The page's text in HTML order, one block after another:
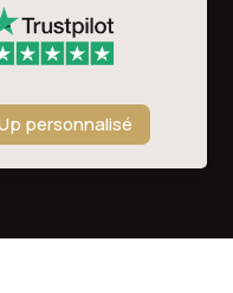
personnalisé